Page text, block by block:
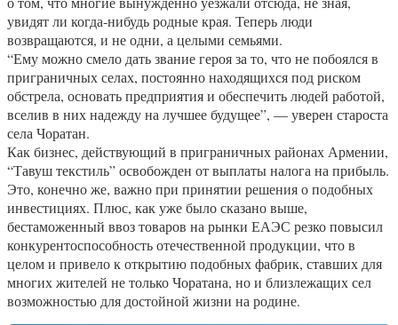
увидят ли когда-нибудь родные края. Теперь люди
возвращаются, и не одни, а целыми семьями.
“Ему можно смело дать звание героя за то, что не побоялся в
приграничных селах, постоянно находящихся под риском
обстрела, основать предприятия и обеспечить людей работой,
вселив в них надежду на лучшее будущее”, — уверен староста
села Чоратан.
Как бизнес, действующий в приграничных районах Армении,
“Тавуш текстиль” освобожден от выплаты налога на прибыль.
Это, конечно же, важно при принятии решения о подобных
инвестициях. Плюс, как уже было сказано выше,
бестаможенный ввоз товаров на рынки ЕАЭС резко повысил
конкурентоспособность отечественной продукции, что в
целом и привело к открытию подобных фабрик, ставших для
многих жителей не только Чоратана, но и близлежащих сел
возможностью для достойной жизни на родине.